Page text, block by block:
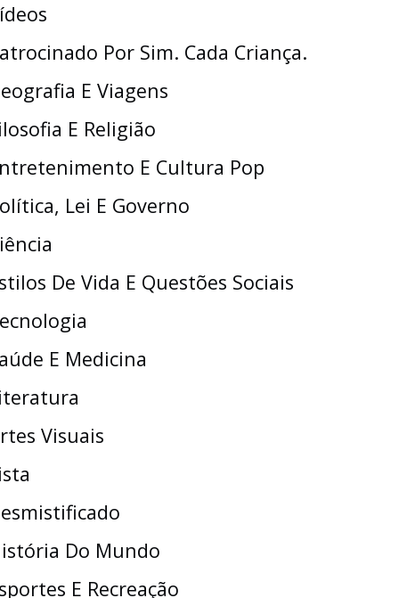
Por Sim. Cada Criança.
E Viagens
E Religião
E Cultura Pop
Lei E Governo
De Vida E Questões Sociais
E Medicina
Visuais
Do Mundo
E Recreação